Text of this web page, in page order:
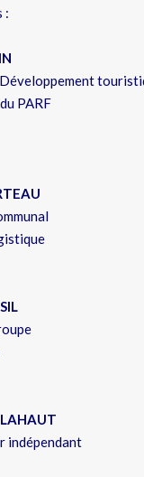
:
PARF
indépendant